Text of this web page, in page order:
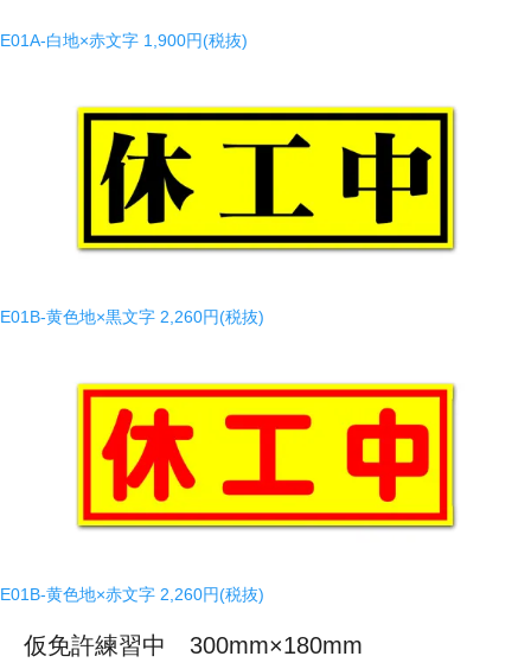
E01A-白地×赤文字 1,900円(税抜)
E01B-黄色地×黒文字 2,260円(税抜)
E01B-黄色地×赤文字 2,260円(税抜)
仮免許練習中 300mm×180mm